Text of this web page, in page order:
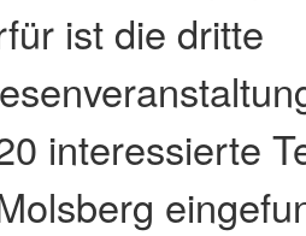
ist die dritte
interessierte